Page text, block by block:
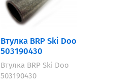
Втулка BRP Ski Doo
503190430
Втулка BRP Ski Doo
503190430